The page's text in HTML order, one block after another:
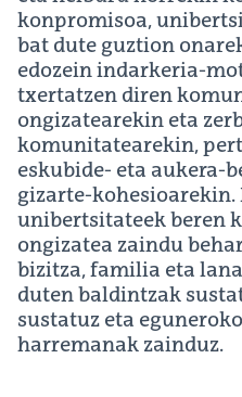
konpromisoa,
bat dute guztion
edozein indarkeria-
txertatzen diren
ongizatearekin eta
komunitatearekin,
eskubide- eta aukera-
gizarte-kohesioarekin.
unibertsitateek beren
ongizatea zaindu
bizitza, familia eta
duten baldintzak
sustatuz eta
harremanak zainduz.